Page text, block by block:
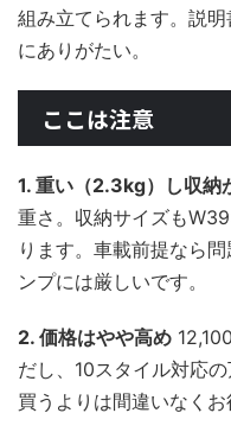
組み立てられます。説
にありがたい。
ここは注意
1. 重い（2.3kg）し収納
重さ。収納サイズも
ります。車載前提なら
ンプには厳しいです。
2. 価格はやや高め
だし、10スタイル対応
買うよりは間違いなくお